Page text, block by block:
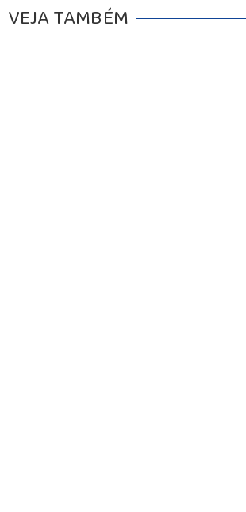
VEJA TAMBÉM